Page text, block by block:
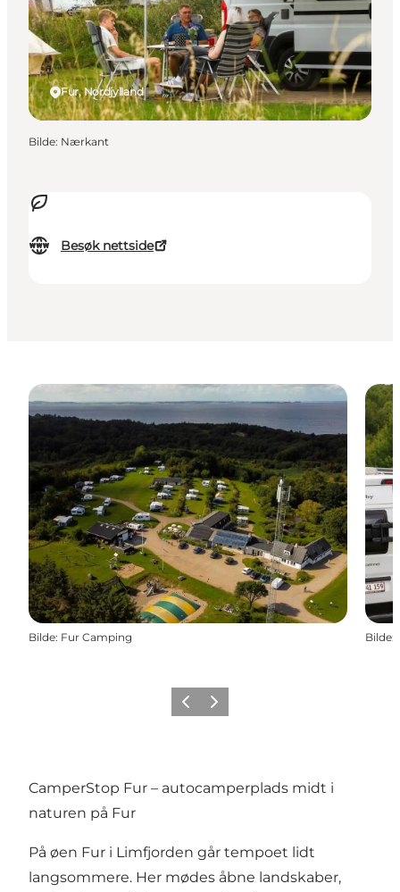
Besøk nettside
Fur, Nordjylland
Bilde: Nærkant
Bilde: Fur Camping Bilde:
ForrigeNeste
CamperStop Fur – autocamperplads midt i
naturen på Fur
På øen Fur i Limfjorden går tempoet lidt
langsommere. Her mødes åbne landskaber,